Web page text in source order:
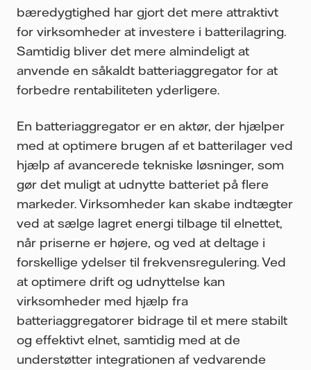
bæredygtighed har gjort det mere attraktivt
for virksomheder at investere i batterilagring.
Samtidig bliver det mere almindeligt at
anvende en såkaldt batteriaggregator for at
forbedre rentabiliteten yderligere.
En batteriaggregator er en aktør, der hjælper
med at optimere brugen af et batterilager ved
hjælp af avancerede tekniske løsninger, som
gør det muligt at udnytte batteriet på flere
markeder. Virksomheder kan skabe indtægter
ved at sælge lagret energi tilbage til elnettet,
når priserne er højere, og ved at deltage i
forskellige ydelser til frekvensregulering. Ved
at optimere drift og udnyttelse kan
virksomheder med hjælp fra
batteriaggregatorer bidrage til et mere stabilt
og effektivt elnet, samtidig med at de
understøtter integrationen af vedvarende